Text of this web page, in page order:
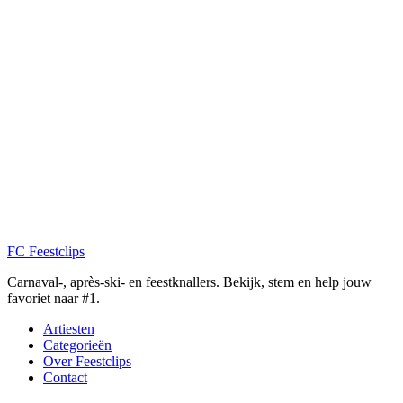
FC Feestclips
Carnaval-, après-ski- en feestknallers. Bekijk, stem en help jouw
favoriet naar #1.
Artiesten
Categorieën
Over Feestclips
Contact